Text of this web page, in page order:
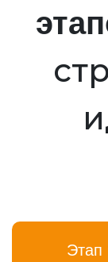
Этап